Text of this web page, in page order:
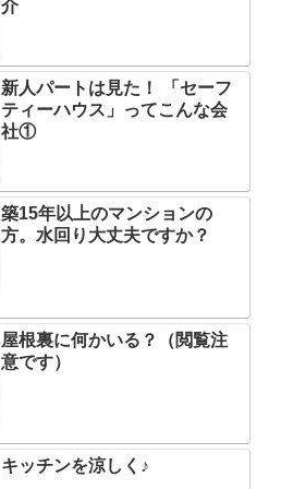
介
新人パートは見た！ 「セーフ
ティーハウス」ってこんな会
社①
築15年以上のマンションの
方。水回り大丈夫ですか？
屋根裏に何かいる？（閲覧注
意です）
キッチンを涼しく♪